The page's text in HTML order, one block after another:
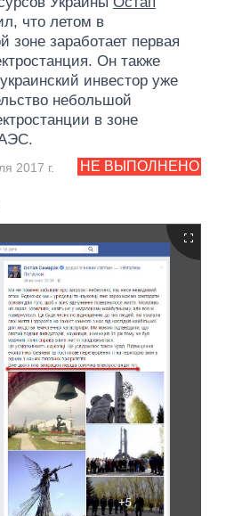
что летом в
зоне заработает первая
Он также
инвестор уже
небольшой
в зоне
НЕ ВЫПОЛНЕНО
2017 г.